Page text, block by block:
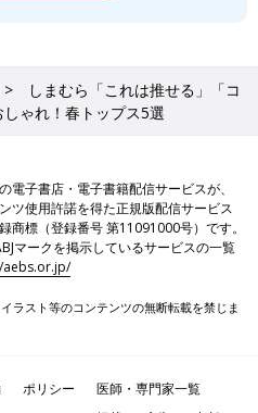
ップス4選
では、春先から夏まで使えるトッ
ん販売されています。レース素材
やワンショルダートップス、半袖
まで使えるアイテムをご紹介しま
んのこと、着まわし力が高いも
ど、幅広いアイテムが販売されて
みたい人は、ぜひしまむらでチェ
、リンク先は削除される場合が
しまむら「これは推せる」「コ
ゃれ！春トップス5選
電子書店・電子書籍配信サービスが、
ツ使用許諾を得た正規版配信サービス
商標（登録番号 第11091000号）です。
マークを掲示しているサービスの一覧
ラスト等のコンテンツの無断転載を禁じま
ポリシー
医師・専門家一覧